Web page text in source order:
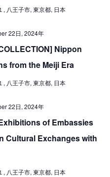
V
N
a
, 八王子市, 東京都, 日本
Nippon
from the Meiji Era
22日, 2024年
, 八王子市, 東京都, 日本
of Embassies
Cultural Exchanges with
22日, 2024年
, 八王子市, 東京都, 日本